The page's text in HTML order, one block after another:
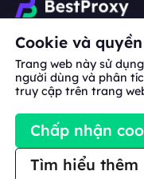
Hợp tác:
Về
chúng
tôi
Tài sản
thương hiệu
Cookie và
Trang web này sử
người dùng và phân
truy cập trên trang
Chấp nhận
Tìm hiểu thêm